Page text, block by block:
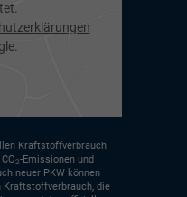
Kraftstoffverbrauch
2-Emissionen und
neuer PKW können
Kraftstoffverbrauch, die